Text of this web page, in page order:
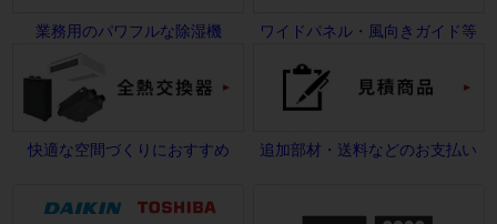
業務用のパワフルな除湿機 ワイドパネル・風向きガイド等
快適な空間づくりにおすすめ 追加部材・送料などのお支払い